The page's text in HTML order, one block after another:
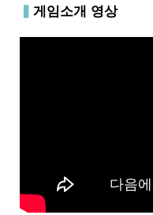
▍ 게임소개 영상